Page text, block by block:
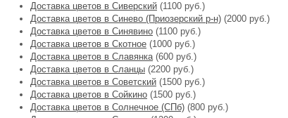
Доставка цветов в Сиверский (1100 руб.)
Доставка цветов в Синево (Приозерский р-н) (2000 руб.)
Доставка цветов в Синявино (1100 руб.)
Доставка цветов в Скотное (1000 руб.)
Доставка цветов в Славянка(600 руб.)
Доставка цветов в Сланцы (2200 руб.)
Доставка цветов в Советский (1500 руб.)
Доставка цветов в Сойкино (1500 руб.)
Доставка цветов в Солнечное (СПб) (800 руб.)